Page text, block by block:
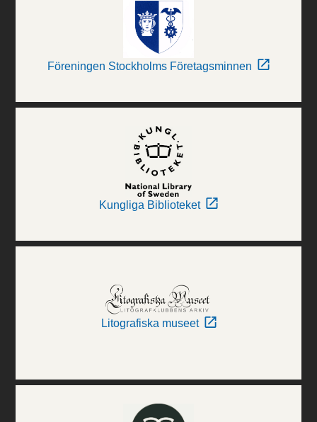
Föreningen Stockholms Företagsminnen
Kungliga Biblioteket
Litografiska museet